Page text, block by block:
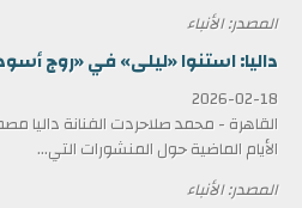
المصدر: الأنباء
داليا: استنوا «ليلى» في «روج
2026-02-18
القاهرة - محمد صلاحردت الفنانة داليا
الأيام الماضية حول المنشورات التي...
المصدر: الأنباء